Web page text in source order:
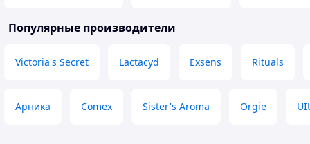
Популярные производители
Victoria's Secret Lactacyd Exsens Rituals
Арника Comex Sister's Aroma Orgie